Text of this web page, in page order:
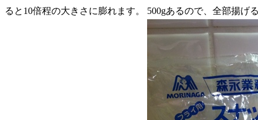
ると10倍程の大きさに膨れます。 500gあるので、全部揚